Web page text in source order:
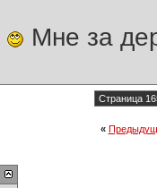
Мне за
Страница
«